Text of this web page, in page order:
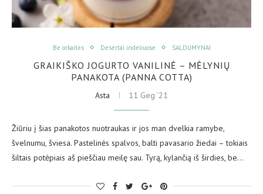
Be orkaitės Desertai indeliuose SALDUMYNAI
GRAIKIŠKO JOGURTO VANILINĖ – MĖLYNIŲ
PANAKOTA (PANNA COTTA)
Asta 11 Geg ’21
Žiūriu į šias panakotos nuotraukas ir jos man dvelkia ramybe,
švelnumu, šviesa. Pastelinės spalvos, balti pavasario žiedai – tokiais
šiltais potėpiais aš pieščiau meilę sau. Tyrą, kylančią iš širdies, be…